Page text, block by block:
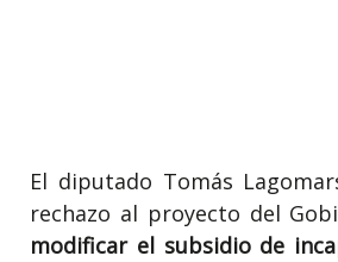
El diputado Tomás
rechazo al proyecto del
modificar el subsidio de